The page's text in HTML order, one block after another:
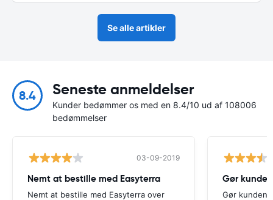
Se alle artikler
8.4 Seneste anmeldelser
Kunder bedømmer os med en 8.4/10 ud af 108006
bedømmelser
03-09-2019
Nemt at bestille med Easyterra
Nemt at bestille med Easyterra over
Gør
Gør kunden